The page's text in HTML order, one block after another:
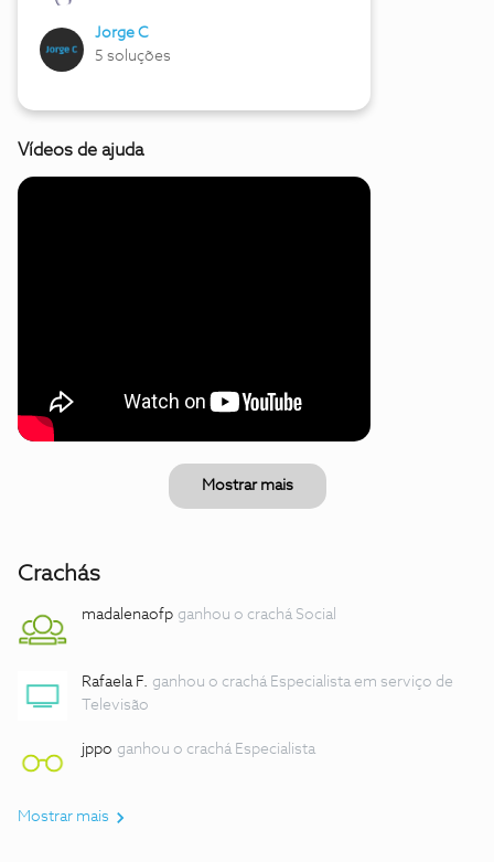
Jorge C
5 soluções
Vídeos de ajuda
Mostrar mais
Crachás
madalenaofp ganhou o crachá Social
Rafaela F. ganhou o crachá Especialista em serviço de
Televisão
jppo ganhou o crachá Especialista
Mostrar mais